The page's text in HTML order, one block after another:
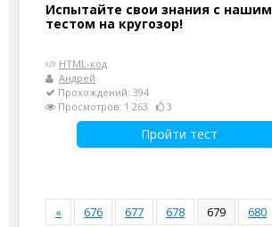
Испытайте свои знания с нашим
тестом на кругозор!
HTML-код
Андрей
Прохождений: 394
Просмотров: 1 263
3
Пройти тест
« 676 677 678 679 680